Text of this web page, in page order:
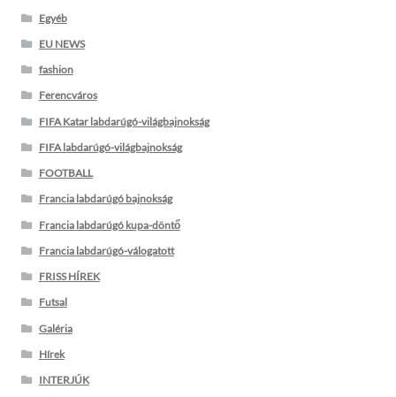
Egyéb
EU NEWS
fashion
Ferencváros
FIFA Katar labdarúgó-világbajnokság
FIFA labdarúgó-világbajnokság
FOOTBALL
Francia labdarúgó bajnokság
Francia labdarúgó kupa-döntő
Francia labdarúgó-válogatott
FRISS HÍREK
Futsal
Galéria
Hírek
INTERJÚK